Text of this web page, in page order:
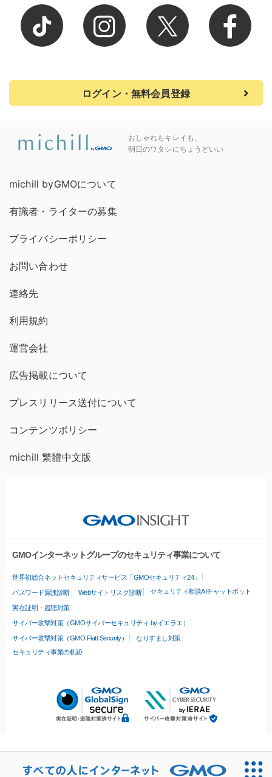
ログイン・無料会員登録
おしゃれもキレイも、
明日のワタシにちょうどいい
michill byGMOについて
有識者・ライターの募集
プライバシーポリシー
お問い合わせ
連絡先
利用規約
運営会社
広告掲載について
プレスリリース送付について
コンテンツポリシー
michill 繁體中文版
GMOインターネットグループのセキュリティ事業について
世界初総合ネットセキュリティサービス「GMOセキュリティ24」
パスワード漏洩診断 Webサイトリスク診断 セキュリティ相談AIチャットボット
実在証明・盗聴対策
サイバー攻撃対策（GMOサイバーセキュリティ byイエラエ）
サイバー攻撃対策（GMO Flatt Security）
なりすまし対策
セキュリティ事業の軌跡